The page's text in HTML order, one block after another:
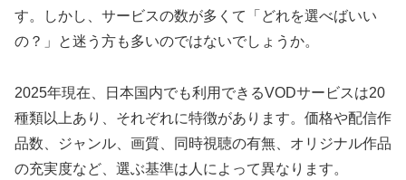
す。しかし、サービスの数が多くて「どれを選べばいい
の？」と迷う方も多いのではないでしょうか。
2025年現在、日本国内でも利用できるVODサービスは20
種類以上あり、それぞれに特徴があります。価格や配信作
品数、ジャンル、画質、同時視聴の有無、オリジナル作品
の充実度など、選ぶ基準は人によって異なります。